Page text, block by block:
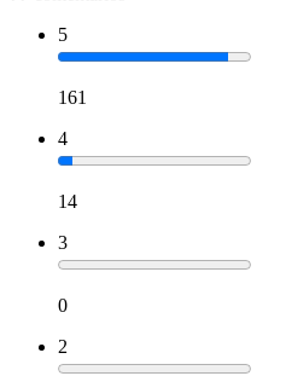
5
161
4
14
3
0
2